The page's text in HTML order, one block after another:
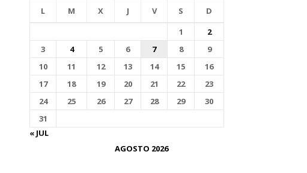
AGOSTO 2026
L M X J V S
D
1
2
3
4 5 6 7 8
9
10
11 12 13 14 15
16
17
18 19 20 21 22
23
24
25 26 27 28 29
30
31
« JUL